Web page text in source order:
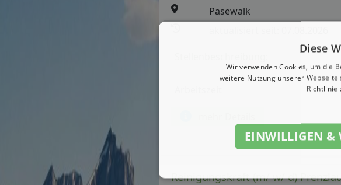
Pasewalk
Reinigungskraft (m/ w/ d)
Diese
Wir verwenden Cookies, um die
weitere Nutzung unserer
Richtlinie
EINWILLIGEN &